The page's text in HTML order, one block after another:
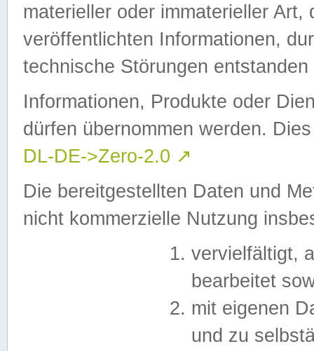
materieller oder immaterieller
veröffentlichten Informationen,
technische Störungen
Informationen, Produkte oder
dürfen übernommen werden.
DL-DE->Zero-2.0 ↗
Die bereitgestellten Daten und
nicht kommerzielle Nutzung
vervielfältigt,
bearbeitet
mit eigenen
und zu